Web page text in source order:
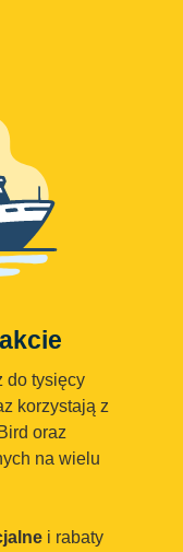
do tysięcy
korzystają z
oraz
na wielu
i rabaty